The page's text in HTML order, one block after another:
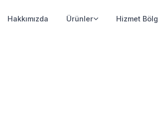
Hakkımızda Ürünler Hizmet